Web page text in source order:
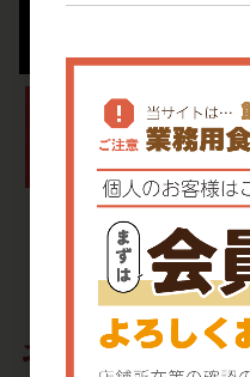
おすすめ商品